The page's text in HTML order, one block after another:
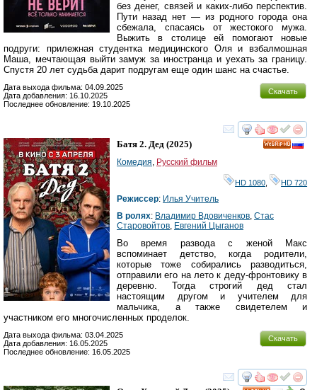
без денег, связей и каких-либо перспектив.
Пути назад нет — из родного города она
сбежала, спасаясь от жестокого мужа.
Выжить в столице ей помогают новые
подруги: прилежная студентка медицинского Оля и взбалмошная
Маша, мечтающая выйти замуж за иностранца и уехать за границу.
Спустя 20 лет судьба дарит подругам еще один шанс на счастье.
Скачать
Дата выхода фильма: 04.09.2025
Дата добавления: 16.10.2025
Последнее обновление: 19.10.2025
смотреть
Батя 2. Дед (2025)
Комедия, Русский фильм
HD 1080 HD 720
Режиссер: Илья Учитель
В ролях: Владимир Вдовиченков, Стас
Старовойтов, Евгений Цыганов
Во время развода с женой Макс
вспоминает детство, когда родители,
которые тоже собирались разводиться,
отправили его на лето к деду-фронтовику в
деревню. Тогда строгий дед стал
настоящим другом и учителем для
мальчика, а также свидетелем и
участником его многочисленных проделок.
Скачать
Дата выхода фильма: 03.04.2025
Дата добавления: 16.05.2025
Последнее обновление: 16.05.2025
смотреть